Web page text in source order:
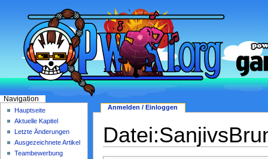
Anmelden / Einloggen
Navigation
Hauptseite
Aktuelle Kapitel
Letzte Änderungen
Ausgezeichnete Artikel
Teambewerbung